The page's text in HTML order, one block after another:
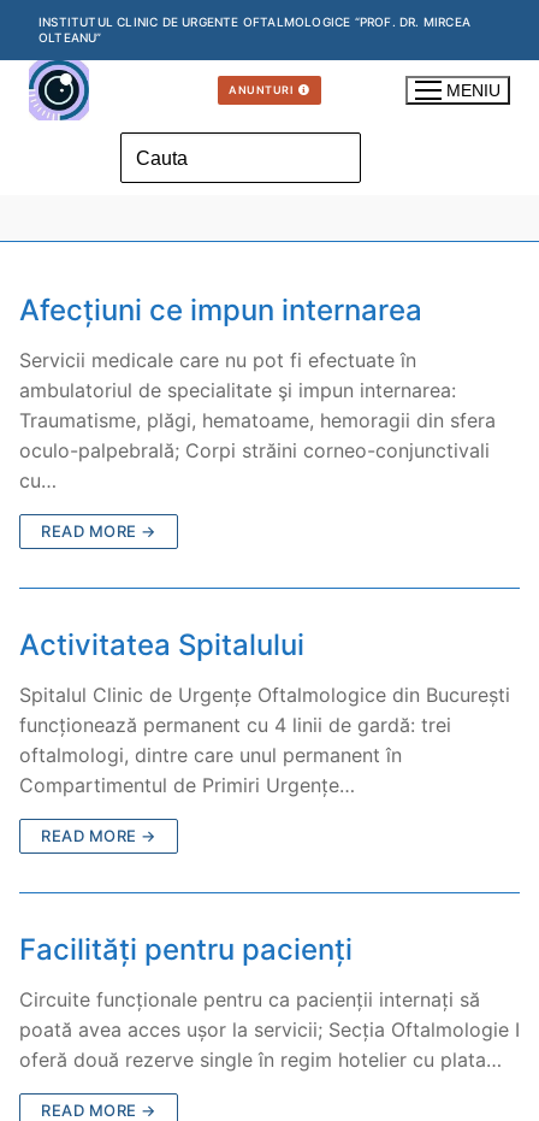
INSTITUTUL CLINIC DE URGENTE OFTALMOLOGICE “PROF. DR. MIRCEA
OLTEANU”
ANUNTURI MENIU
Afecțiuni ce impun internarea
Servicii medicale care nu pot fi efectuate în
ambulatoriul de specialitate şi impun internarea:
Traumatisme, plăgi, hematoame, hemoragii din sfera
oculo-palpebrală; Corpi străini corneo-conjunctivali
cu…
READ MORE →
Activitatea Spitalului
Spitalul Clinic de Urgențe Oftalmologice din București
funcționează permanent cu 4 linii de gardă: trei
oftalmologi, dintre care unul permanent în
Compartimentul de Primiri Urgențe…
READ MORE →
Facilități pentru pacienți
Circuite funcționale pentru ca pacienții internați să
poată avea acces ușor la servicii; Secția Oftalmologie I
oferă două rezerve single în regim hotelier cu plata…
READ MORE →